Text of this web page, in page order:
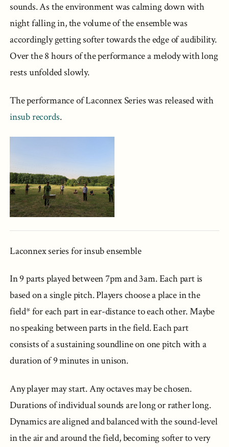
sounds. As the environment was calming down with
night falling in, the volume of the ensemble was
accordingly getting softer towards the edge of audibility.
Over the 8 hours of the performance a melody with long
rests unfolded slowly.
The performance of Laconnex Series was released with
insub records.
Laconnex series for insub ensemble
In 9 parts played between 7pm and 3am. Each part is
based on a single pitch. Players choose a place in the
field* for each part in ear-distance to each other. Maybe
no speaking between parts in the field. Each part
consists of a sustaining soundline on one pitch with a
duration of 9 minutes in unison.
Any player may start. Any octaves may be chosen.
Durations of individual sounds are long or rather long.
Dynamics are aligned and balanced with the sound-level
in the air and around the field, becoming softer to very